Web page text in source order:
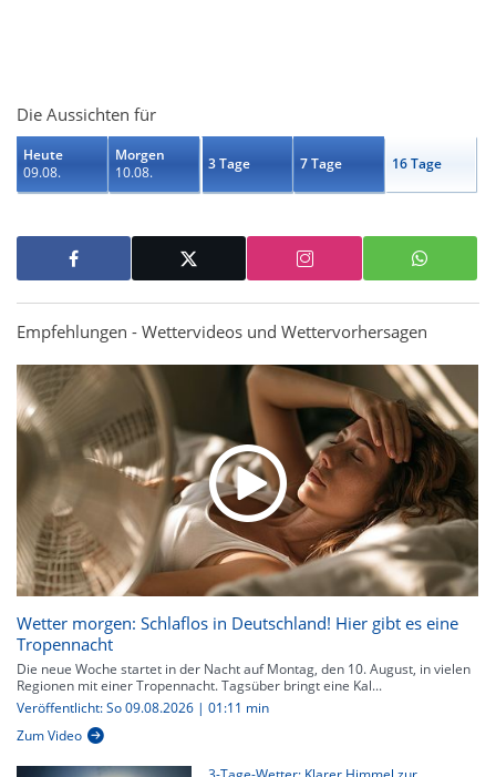
Die Aussichten für
Heute
09.08.
Morgen
10.08.
3 Tage 7 Tage 16 Tage
Empfehlungen - Wettervideos und Wettervorhersagen
Wetter morgen: Schlaflos in Deutschland! Hier gibt es eine
Tropennacht
Die neue Woche startet in der Nacht auf Montag, den 10. August, in vielen
Regionen mit einer Tropennacht. Tagsüber bringt eine Kal...
Veröffentlicht: So 09.08.2026 | 01:11 min
Zum Video